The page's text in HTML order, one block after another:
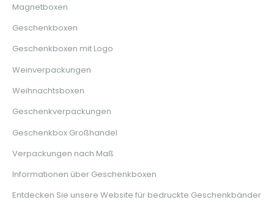
Magnetboxen
Geschenkboxen
Geschenkboxen mit Logo
Weinverpackungen
Weihnachtsboxen
Geschenkverpackungen
Geschenkbox Großhandel
Verpackungen nach Maß
Informationen über Geschenkboxen
Entdecken Sie unsere Website für bedruckte Geschenkbänder